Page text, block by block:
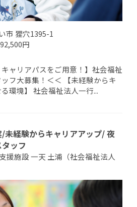
市 狸穴1395-1
円
ャリアパスをご用意！】社会福祉
フ大募集！＜＜ 【未経験からキ
環境】 社会福祉法人一行...
未経験からキャリアアップ/ 夜
ッフ
援施設 一天 土浦（社会福祉法人